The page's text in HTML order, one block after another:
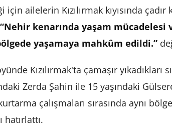
ailelerin Kızılırmak kıyısında çadır
“Nehir kenarında yaşam mücadelesi
yaşamaya mahkûm edildi.”
Kızılırmak'ta çamaşır yıkadıkları
Zerda Şahin ile 15 yaşındaki
çalışmaları sırasında aynı
hatırlattı.